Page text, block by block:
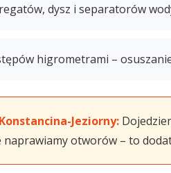
dysz i separatorów
higrometrami –
Jeziorny:
naprawiamy otworów – to